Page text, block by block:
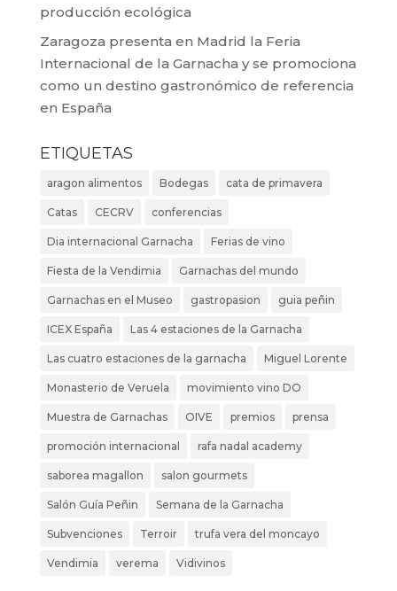
producción ecológica
Zaragoza presenta en Madrid la Feria
Internacional de la Garnacha y se promociona
como un destino gastronómico de referencia
en España
ETIQUETAS
aragon alimentos Bodegas cata de primavera
Catas CECRV conferencias
Dia internacional Garnacha Ferias de vino
Fiesta de la Vendimia Garnachas del mundo
Garnachas en el Museo gastropasion guia peñin
ICEX España Las 4 estaciones de la Garnacha
Las cuatro estaciones de la garnacha Miguel Lorente
Monasterio de Veruela movimiento vino DO
Muestra de Garnachas OIVE premios prensa
promoción internacional rafa nadal academy
saborea magallon salon gourmets
Salón Guía Peñin Semana de la Garnacha
Subvenciones Terroir trufa vera del moncayo
Vendimia verema Vidivinos